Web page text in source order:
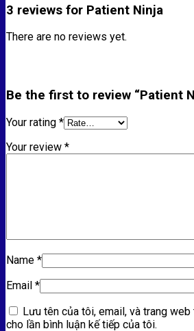
3 reviews for Patient Ninja
There are no reviews yet.
Be the first to review “Patient
Your rating *
Your review *
Name *
Email *
Lưu tên của tôi, email, và trang
cho lần bình luận kế tiếp của tôi.